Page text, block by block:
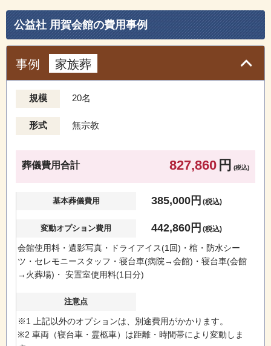
公益社 用賀会館の費⽤事例
事例 家族葬
規模 20名
形式 無宗教
葬儀費用合計 827,860 円 (税込)
基本葬儀費用 385,000円 (税込)
変動オプション費用 442,860円 (税込)
会館使用料・遺影写真・ドライアイス(1回)・棺・防水シー
ツ・セレモニースタッフ・寝台車(病院→会館)・寝台車(会館
→火葬場)・ 安置室使用料(1日分)
注意点
※1 上記以外のオプションは、別途費用がかかります。
※2 車両（寝台車・霊柩車）は距離・時間帯により変動しま